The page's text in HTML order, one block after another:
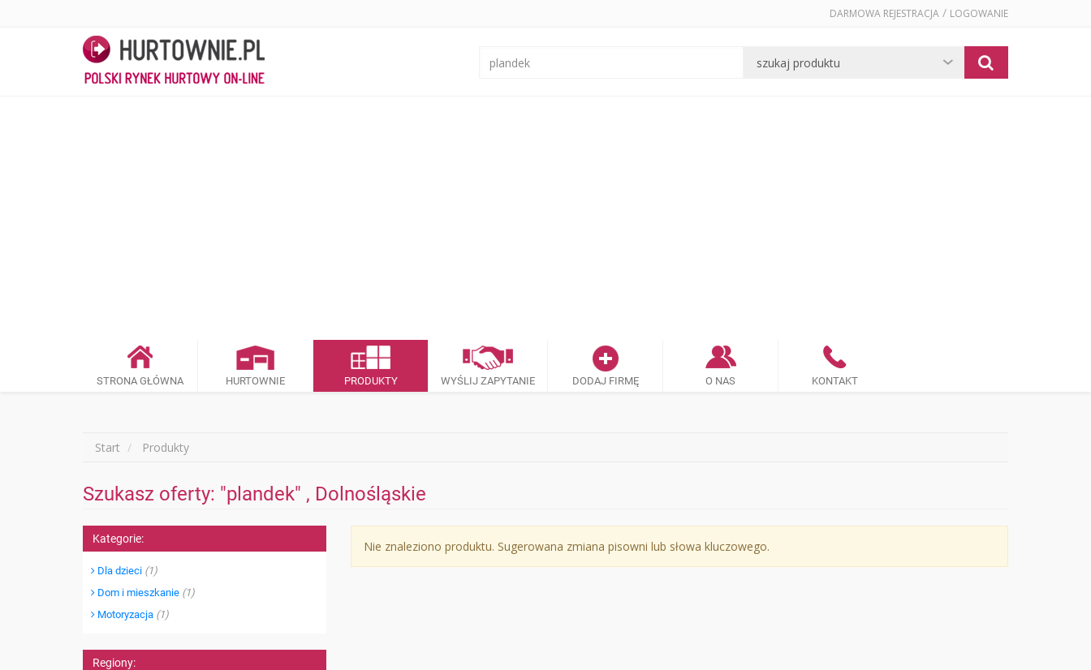
DARMOWA REJESTRACJA / LOGOWANIE
STRONA GŁÓWNA HURTOWNIE PRODUKTY WYŚLIJ ZAPYTANIE DODAJ FIRMĘ O NAS KONTAKT
Start Produkty
Szukasz oferty: "plandek" , Dolnośląskie
Kategorie:
Dla dzieci (1)
Dom i mieszkanie (1)
Motoryzacja (1)
Regiony:
Nie znaleziono produktu. Sugerowana zmiana pisowni lub słowa kluczowego.